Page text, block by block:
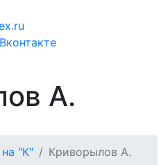
А.
"К" Криворылов А.